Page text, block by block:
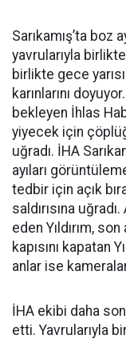
Sarıkamış’ta boz
yavrularıyla
birlikte gece
karınlarını
bekleyen İhlas
yiyecek için
uğradı. İHA
ayıları
tedbir için açık
saldırısına
eden Yıldırım,
kapısını kapatan
anlar ise
İHA ekibi daha
etti. Yavrularıyla